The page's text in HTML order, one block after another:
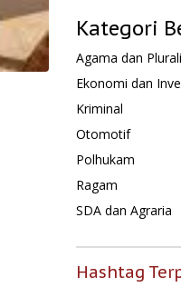
Kategori
Agama dan
Ekonomi dan
Kriminal
Otomotif
Polhukam
Ragam
SDA dan Agraria
Hashtag